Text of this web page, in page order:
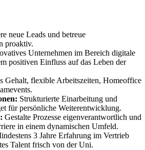
neue Leads und betreue
proaktiv.
Unternehmen im Bereich digitale
positiven Einfluss auf das Leben der
Gehalt, flexible Arbeitszeiten, Homeoffice
Strukturierte Einarbeitung und
für persönliche Weiterentwicklung.
Gestalte Prozesse eigenverantwortlich und
in einem dynamischen Umfeld.
3 Jahre Erfahrung im Vertrieb
Talent frisch von der Uni.